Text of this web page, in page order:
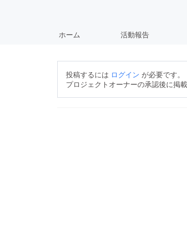
ホーム 活動報告
投稿するには ログイン が必要です。
プロジェクトオーナーの承認後に掲